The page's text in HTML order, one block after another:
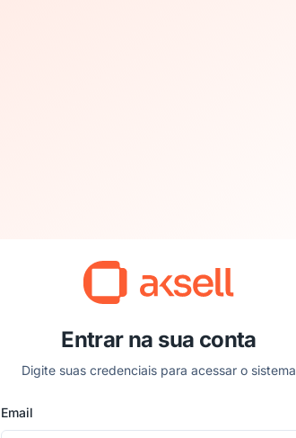
Entrar na sua conta
Digite suas credenciais para acessar o sistema
Email